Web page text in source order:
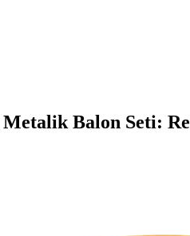
Metalik Balon Seti: